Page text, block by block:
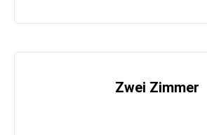
Zwei Zimmer